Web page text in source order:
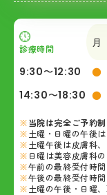
診療時間 月
9:30〜12:30 ●
14:30〜18:30 ●
当院は完全ご予約制
土曜・日曜の午後
土曜午後は皮膚科
日曜は美容皮膚科
午前の最終受付時間
午後の最終受付時
土曜の午後・日曜